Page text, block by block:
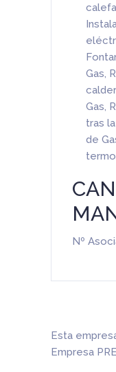
Gas,
Gas,
tras
de
Nº
Esta
Empresa